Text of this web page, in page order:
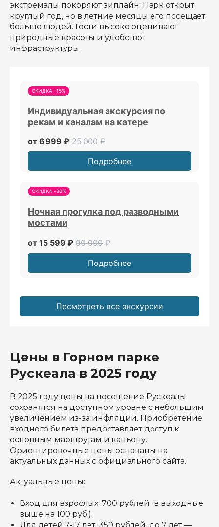
экстремалы покоряют зиплайн. Парк открыт
круглый год, но в летние месяцы его посещает
больше людей. Гости высоко оценивают
природные красоты и удобство
инфраструктуры.
СКИДКА -15%
Индивидуальная экскурсия по
рекам и каналам на катере
от 6 999 ₽ 25000 ₽
Подробнее
СКИДКА -30%
Ночная прогулка под разводными
мостами
от 15 599 ₽ 90 000 ₽
Подробнее
Посмотреть все экскурсии
Цены в Горном парке
Рускеала в 2025 году
В 2025 году цены на посещение Рускеалы
сохранятся на доступном уровне с небольшим
увеличением из-за инфляции. Приобретение
входного билета предоставляет доступ к
основным маршрутам и каньону.
Ориентировочные цены основаны на
актуальных данных с официального сайта.
Актуальные цены:
Вход для взрослых: 700 рублей (в выходные
выше на 100 руб.).
Для детей 7-17 лет: 350 рублей, до 7 лет —